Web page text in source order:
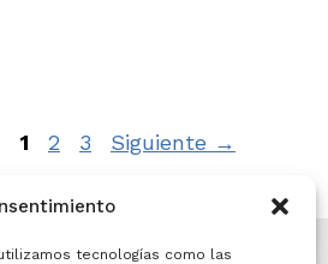
tecnologías como las
Página
1 Página
2 Página
3 Siguiente →